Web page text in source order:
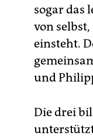
sogar das
von
einsteht.
und
Die drei